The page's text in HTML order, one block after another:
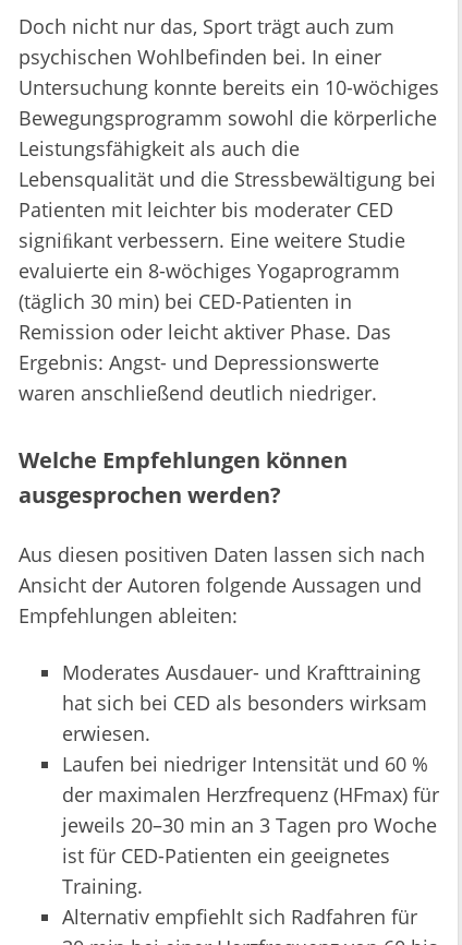
Doch nicht nur das, Sport trägt auch zum
psychischen Wohlbefinden bei. In einer
Untersuchung konnte bereits ein 10-wöchiges
Bewegungsprogramm sowohl die körperliche
Leistungsfähigkeit als auch die
Lebensqualität und die Stressbewältigung bei
Patienten mit leichter bis moderater CED
signiﬁkant verbessern. Eine weitere Studie
evaluierte ein 8-wöchiges Yogaprogramm
(täglich 30 min) bei CED-Patienten in
Remission oder leicht aktiver Phase. Das
Ergebnis: Angst- und Depressionswerte
waren anschließend deutlich niedriger.
Welche Empfehlungen können
ausgesprochen werden?
Aus diesen positiven Daten lassen sich nach
Ansicht der Autoren folgende Aussagen und
Empfehlungen ableiten:
Moderates Ausdauer- und Krafttraining
hat sich bei CED als besonders wirksam
erwiesen.
Laufen bei niedriger Intensität und 60 %
der maximalen Herzfrequenz (HFmax) für
jeweils 20–30 min an 3 Tagen pro Woche
ist für CED-Patienten ein geeignetes
Training.
Alternativ empfiehlt sich Radfahren für